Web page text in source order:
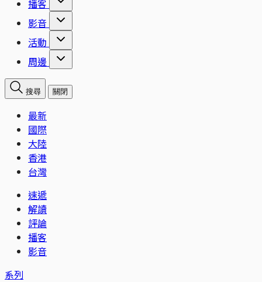
播客
影音
活動
周邊
搜尋 關閉
最新
國際
大陸
香港
台灣
速遞
解讀
評論
播客
影音
系列